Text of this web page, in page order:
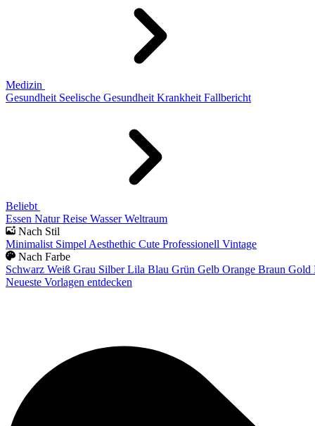
Medizin
Gesundheit Seelische Gesundheit Krankheit Fallbericht
Beliebt
Essen Natur Reise Wasser Weltraum
Nach Stil
Minimalist Simpel Aesthethic Cute Professionell Vintage
Nach Farbe
Schwarz Weiß Grau Silber Lila Blau Grün Gelb Orange Braun Gold
Neueste Vorlagen entdecken